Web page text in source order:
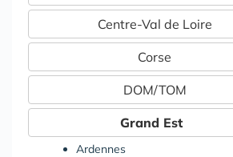
Centre-Val de Loire
Corse
DOM/TOM
Grand Est
Ardennes